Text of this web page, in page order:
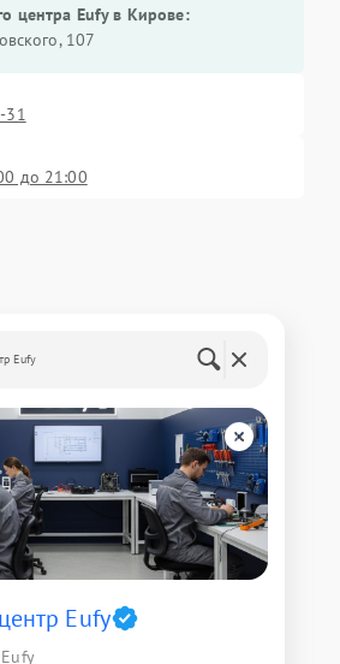
центра Eufy в Кирове:
107
31
до 21:00
Eufy
Eufy